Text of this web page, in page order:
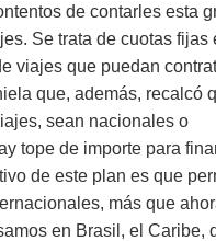
de contarles esta
Se trata de cuotas fijas
viajes que puedan
que, además, recalcó
sean nacionales o
tope de importe para
de este plan es que
más que
en Brasil, el Caribe,